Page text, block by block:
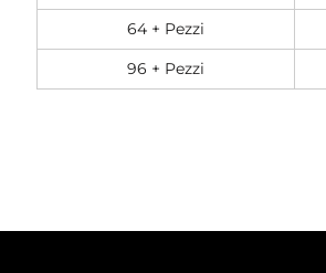
64 + Pezzi
96 + Pezzi